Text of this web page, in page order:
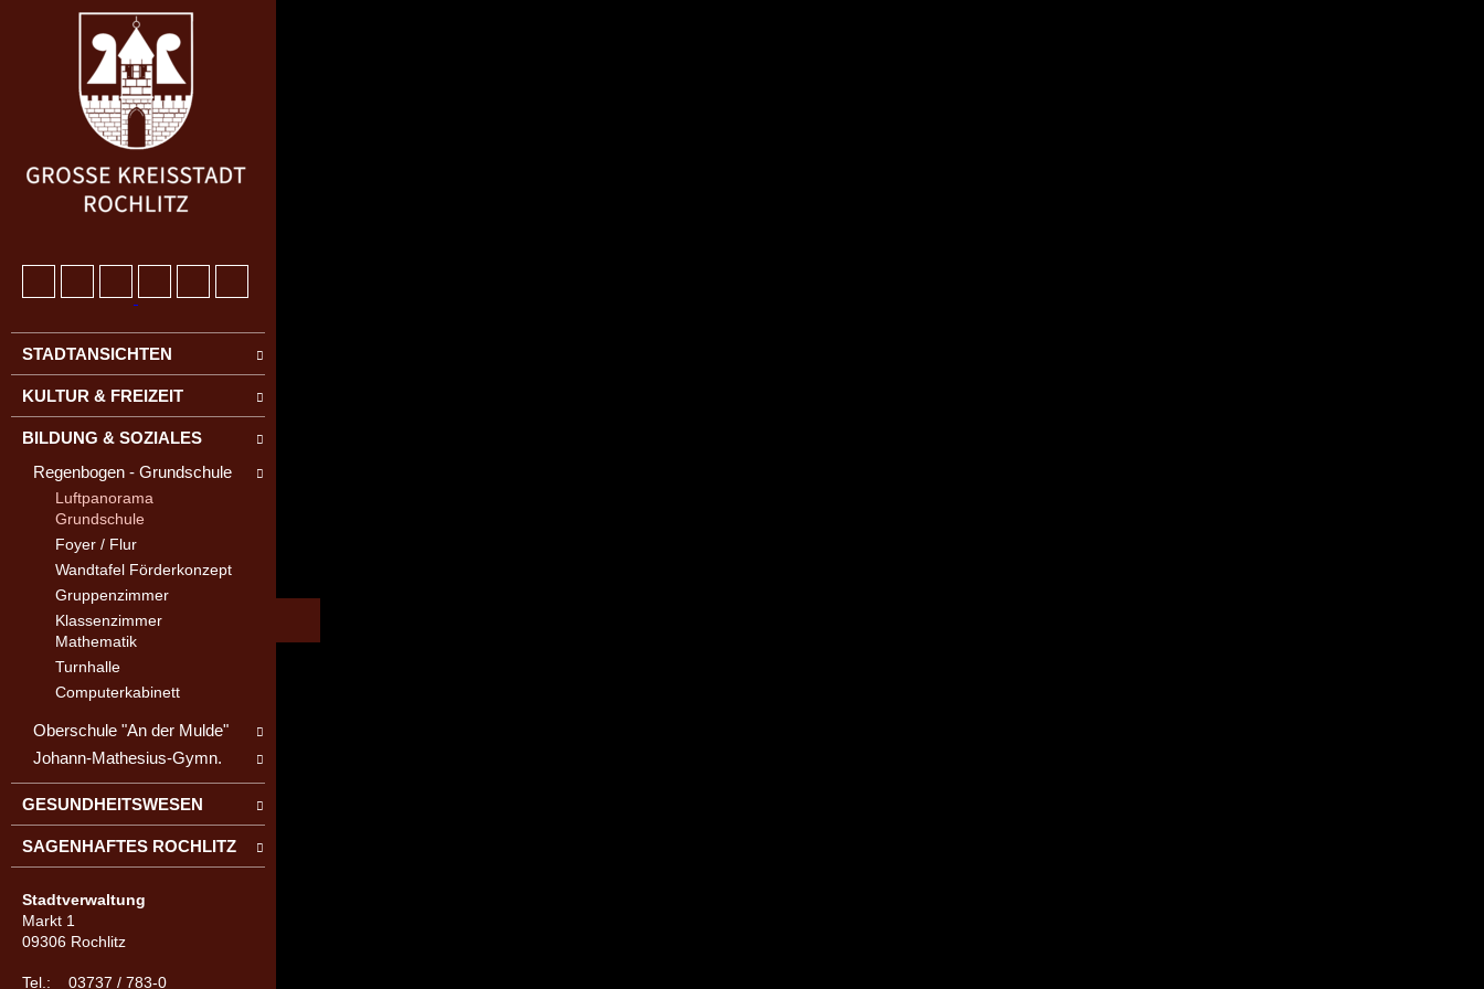
STADTANSICHTEN
KULTUR & FREIZEIT
BILDUNG & SOZIALES
Regenbogen - Grundschule
Luftpanorama
Grundschule
Foyer / Flur
Wandtafel Förderkonzept
Gruppenzimmer
Klassenzimmer
Mathematik
Turnhalle
Computerkabinett
Oberschule "An der Mulde"
Johann-Mathesius-Gymn.
GESUNDHEITSWESEN
SAGENHAFTES ROCHLITZ
Stadtverwaltung
Markt 1
09306 Rochlitz
Tel.: 03737 / 783-0